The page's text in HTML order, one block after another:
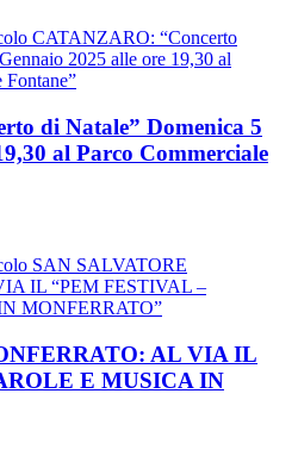
di Natale” Domenica 5
al Parco Commerciale
AL VIA IL
E MUSICA IN